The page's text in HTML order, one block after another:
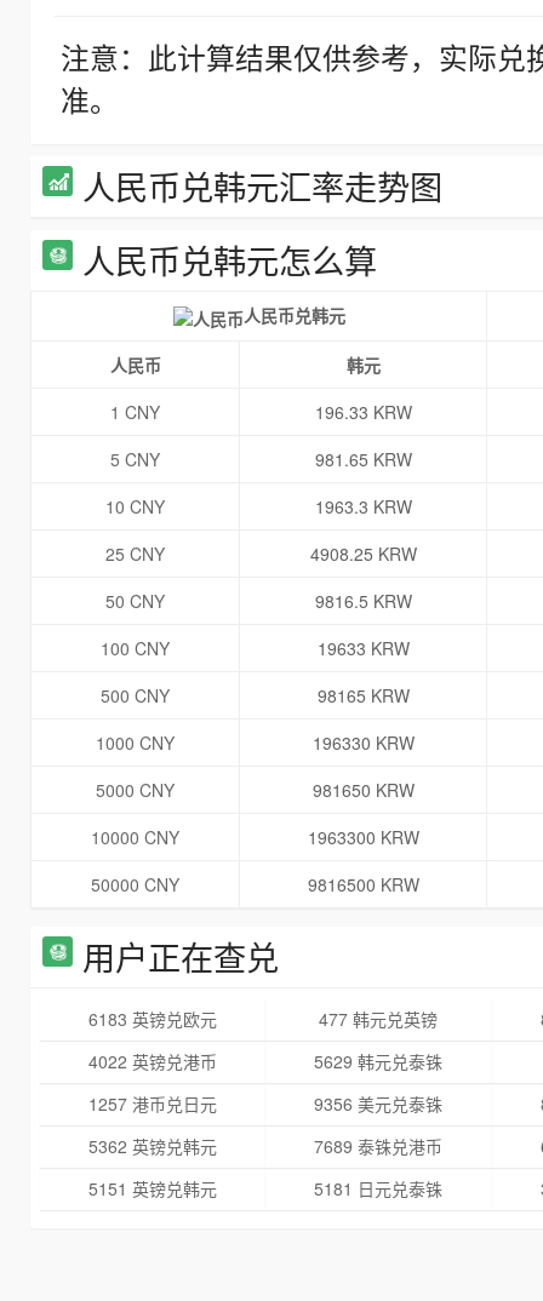
注意：此计算结果仅供参考，实际
准。
人民币兑韩元汇率走势图
人民币兑韩元怎么算
人民币兑韩元
人民币
韩元
1 CNY
196.33 KRW
5 CNY
981.65 KRW
10 CNY
1963.3 KRW
25 CNY
4908.25 KRW
50 CNY
9816.5 KRW
100 CNY
19633 KRW
500 CNY
98165 KRW
1000 CNY
196330 KRW
5000 CNY
981650 KRW
10000 CNY
1963300 KRW
50000 CNY
9816500 KRW
用户正在查兑
6183 英镑兑欧元 477 韩元兑英镑
4022 英镑兑港币
5629 韩元兑泰铢
1257 港币兑日元
9356 美元兑泰铢
5362 英镑兑韩元
7689 泰铢兑港币
5151 英镑兑韩元
5181 日元兑泰铢